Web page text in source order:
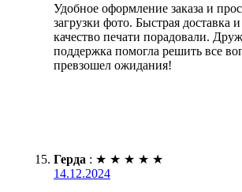
Удобное оформление заказа и
загрузки фото. Быстрая доставка
качество печати порадовали.
поддержка помогла решить все
превзошел ожидания!
Герда : ★ ★ ★ ★ ★
14.12.2024